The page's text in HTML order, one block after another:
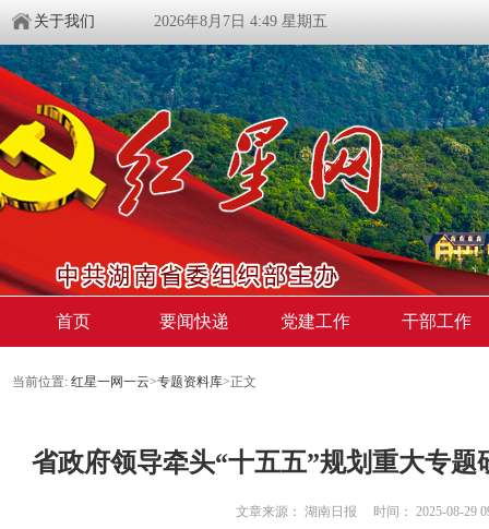
关于我们 2026年8月7日 4:49 星期五
首页 要闻快递 党建工作 干部工作
当前位置: 红星一网一云>专题资料库>正文
省政府领导牵头“十五五”规划重大专题
文章来源： 湖南日报 时间： 2025-08-29